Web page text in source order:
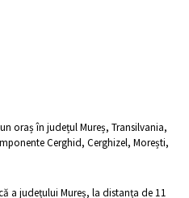
oraș în județul Mureș, Transilvania,
Cerghid, Cerghizel, Morești,
a județului Mureș, la distanța de 11